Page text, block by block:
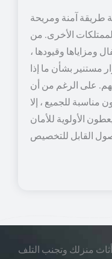
طريقة آمنة ومريحة
الأخرى. من
ومزاياها وقيودها ،
مستنير بشأن ما إذا
على الرغم من أن
مناسبة للجميع ، إلا
الأولوية للأمان
منزلك وتجنب التلف